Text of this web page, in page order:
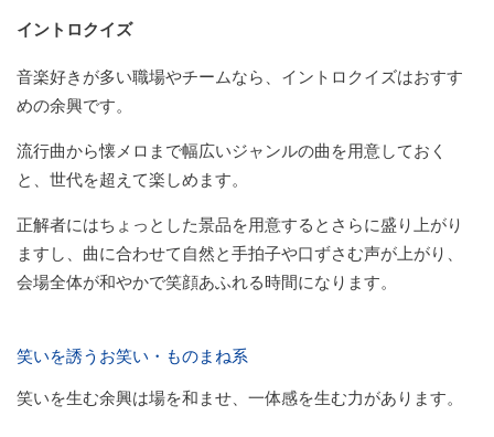
イントロクイズ
音楽好きが多い職場やチームなら、イントロクイズはおすす
めの余興です。
流行曲から懐メロまで幅広いジャンルの曲を用意しておく
と、世代を超えて楽しめます。
正解者にはちょっとした景品を用意するとさらに盛り上がり
ますし、曲に合わせて自然と手拍子や口ずさむ声が上がり、
会場全体が和やかで笑顔あふれる時間になります。
笑いを誘うお笑い・ものまね系
笑いを生む余興は場を和ませ、一体感を生む力があります。